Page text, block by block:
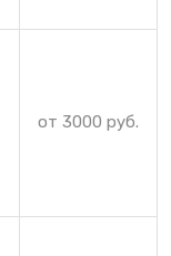
от 3000 руб.